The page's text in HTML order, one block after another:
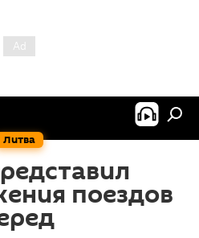
Литва
поездов